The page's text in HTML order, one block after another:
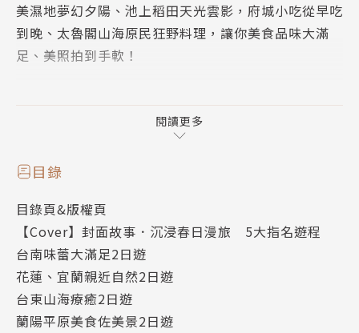
美濕地夢幻夕陽、池上稻田天光雲影，府城小吃從早吃
到晚、太魯閣山海原民狂野料理，讓你美食品味大滿
足、美照拍到手軟！
日本秋田縣享受被溫泉與文化滋養的美人故鄉四天三
夜，甚至還有前往號稱世界最後的淨土「南極」，感受
世界上唯一沒有永久居民的地方，無光害星空、無汙染
閱讀更多
目錄
目錄頁&版權頁
【Cover】封面故事．沉浸春日漫旅 5大指名遊程
台南味蕾大滿足2日遊
花蓮、宜蘭親近自然2日遊
台東山海療癒2日遊
蘭陽平原美食佐美景2日遊